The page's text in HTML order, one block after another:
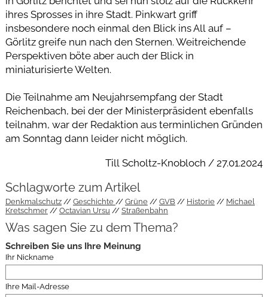
ihres Sprosses in ihre Stadt. Pinkwart griff
insbesondere noch einmal den Blick ins All auf –
Görlitz greife nun nach den Sternen. Weitreichende
Perspektiven böte aber auch der Blick in
miniaturisierte Welten.
Die Teilnahme am Neujahrsempfang der Stadt
Reichenbach, bei der der Ministerpräsident ebenfalls
teilnahm, war der Redaktion aus terminlichen Gründen
am Sonntag dann leider nicht möglich.
Till Scholtz-Knobloch / 27.01.2024
Schlagworte zum Artikel
Denkmalschutz Geschichte Grüne GVB Historie
Michael
Kretschmer
Octavian Ursu Straßenbahn
Was sagen Sie zu dem Thema?
Schreiben Sie uns Ihre Meinung
Ihr Nickname
Ihre Mail-Adresse